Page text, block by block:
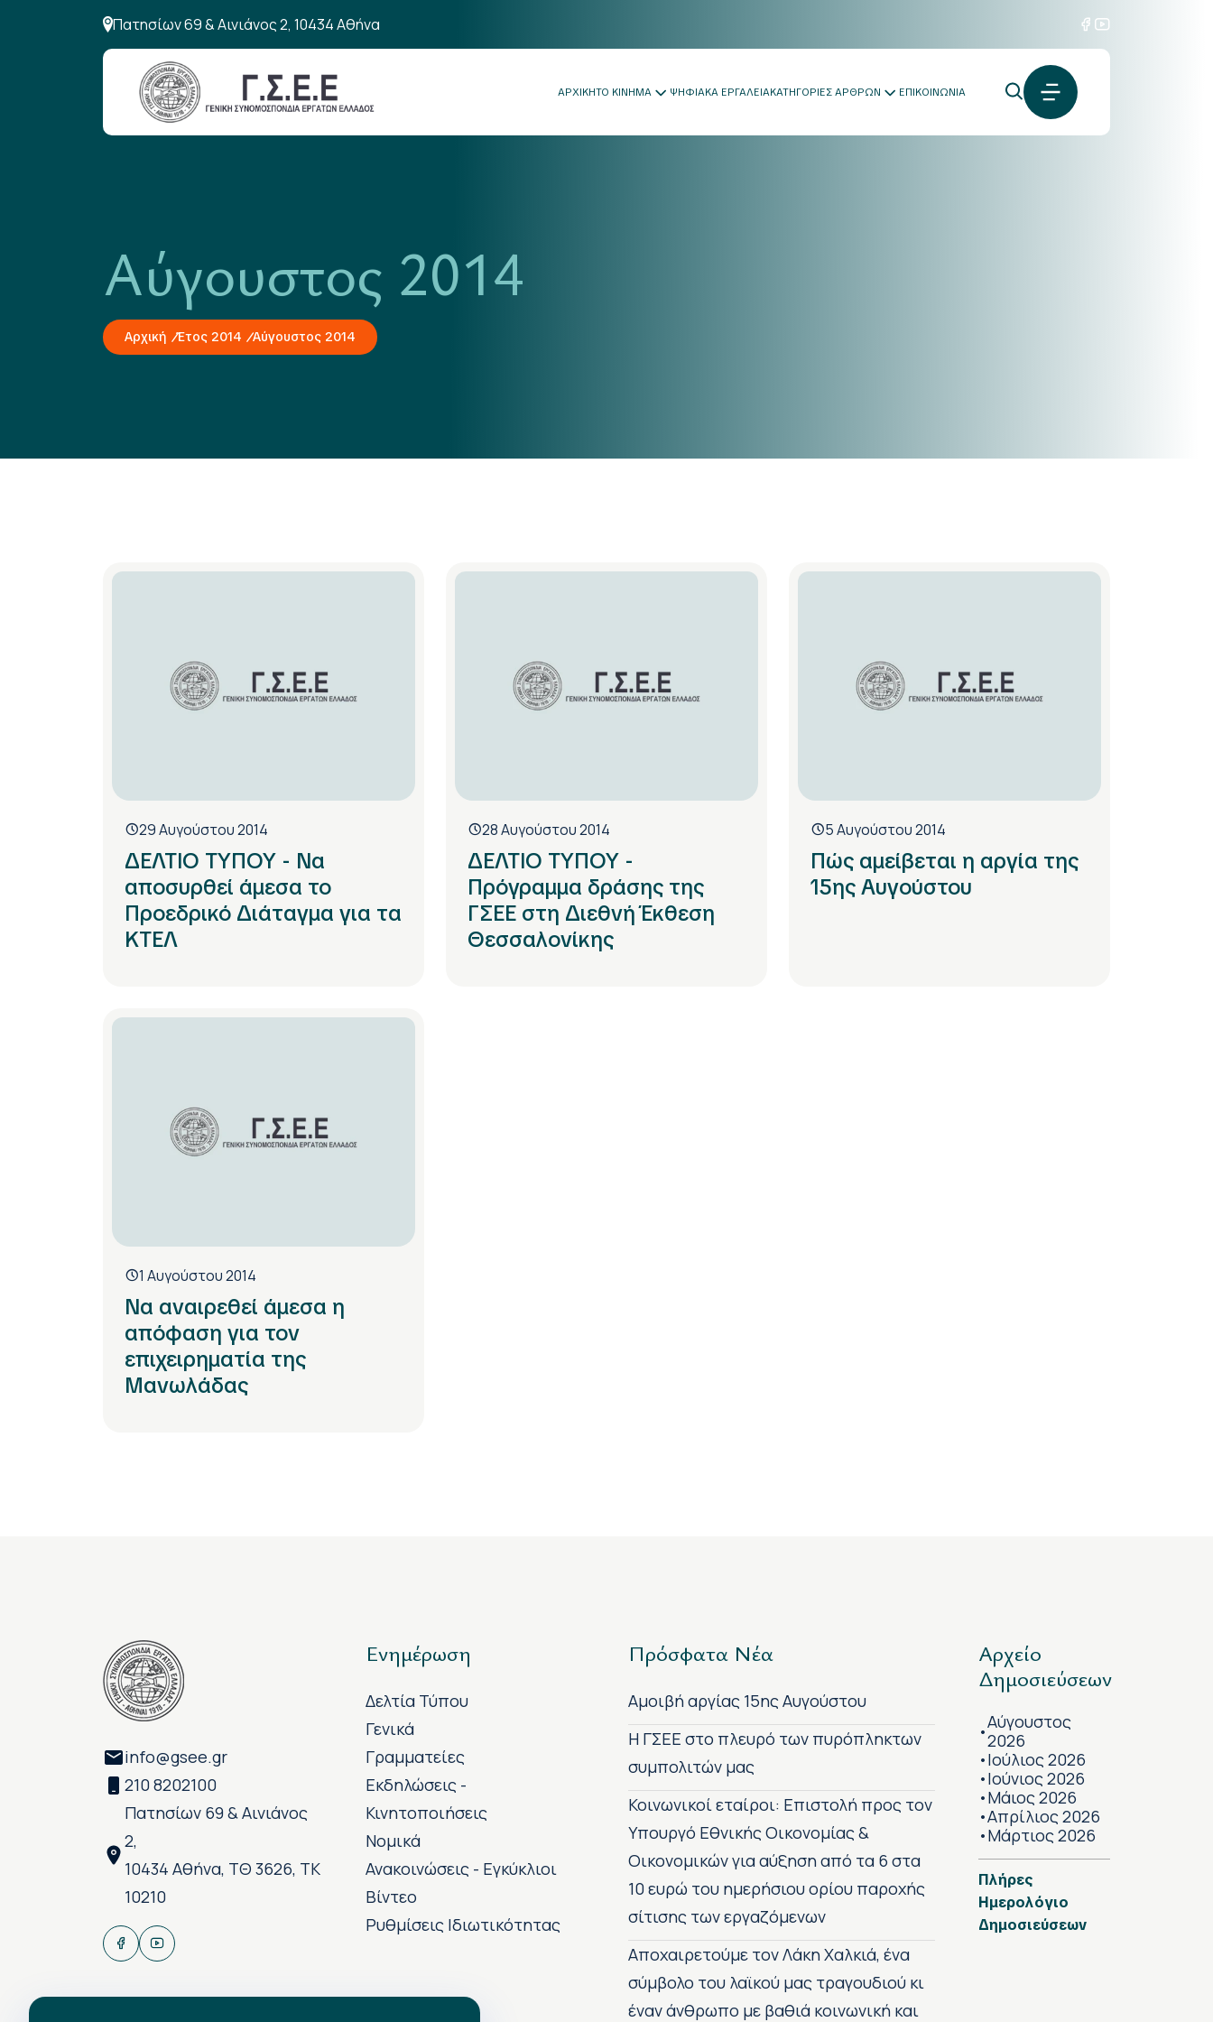
Πατησίων 69 & Αινιάνος 2, 10434 Αθήνα
ΑΡΧΙΚΗΤΟ ΚΙΝΗΜΑ ΨΗΦΙΑΚΑ ΕΡΓΑΛΕΙΑΚΑΤΗΓΟΡΙΕΣ ΑΡΘΡΩΝ ΕΠΙΚΟΙΝΩΝΙΑ
Αύγουστος 2014
Αρχική Έτος 2014 Αύγουστος 2014
29 Αυγούστου 2014
ΔΕΛΤΙΟ ΤΥΠΟΥ - Να
αποσυρθεί άμεσα το
Προεδρικό Διάταγμα για τα
ΚΤΕΛ
28 Αυγούστου 2014
ΔΕΛΤΙΟ ΤΥΠΟΥ -
Πρόγραμμα δράσης της
ΓΣΕΕ στη Διεθνή Έκθεση
Θεσσαλονίκης
5 Αυγούστου 2014
Πώς αμείβεται η αργία της
15ης Αυγούστου
1 Αυγούστου 2014
Να αναιρεθεί άμεσα η
απόφαση για τον
επιχειρηματία της
Μανωλάδας
info@gsee.gr
210 8202100
Πατησίων 69 & Αινιάνος
2,
10434 Αθήνα, ΤΘ 3626, ΤΚ
10210
Ενημέρωση
Δελτία Τύπου
Γενικά
Γραμματείες
Εκδηλώσεις -
Κινητοποιήσεις
Νομικά
Ανακοινώσεις - Εγκύκλιοι
Βίντεο
Ρυθμίσεις Ιδιωτικότητας
Πρόσφατα Νέα
Αμοιβή αργίας 15ης Αυγούστου
H ΓΣΕΕ στο πλευρό των πυρόπληκτων
συμπολιτών μας
Κοινωνικοί εταίροι: Επιστολή προς τον
Υπουργό Εθνικής Οικονομίας &
Οικονομικών για αύξηση από τα 6 στα
10 ευρώ του ημερήσιου ορίου παροχής
σίτισης των εργαζόμενων
Αποχαιρετούμε τον Λάκη Χαλκιά, ένα
σύμβολο του λαϊκού μας τραγουδιού κι
έναν άνθρωπο με βαθιά κοινωνική και
Αρχείο
Δημοσιεύσεων
•Αύγουστος
2026
•Ιούλιος 2026
•Ιούνιος 2026
•Μάιος 2026
•Απρίλιος 2026
•Μάρτιος 2026
Πλήρες
Ημερολόγιο
Δημοσιεύσεων